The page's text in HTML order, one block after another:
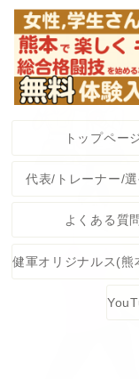
トップペー
代表/トレーナー/
よくある質問